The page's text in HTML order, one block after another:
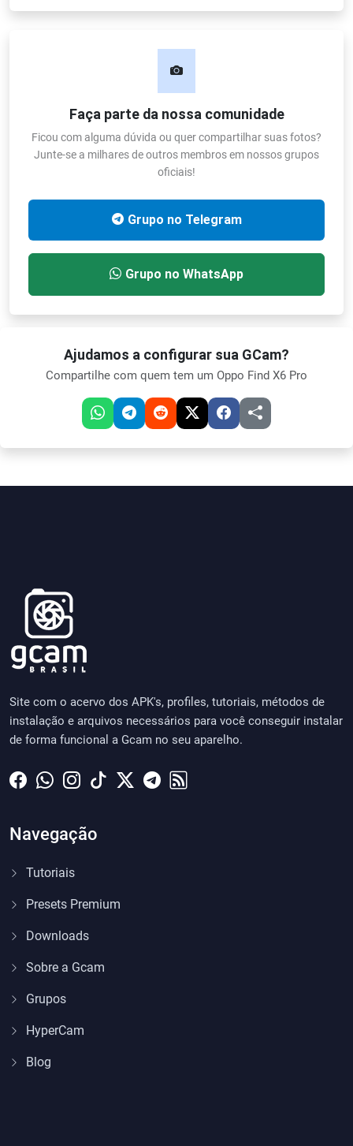
Faça parte da nossa comunidade
Ficou com alguma dúvida ou quer compartilhar suas fotos?
Junte-se a milhares de outros membros em nossos grupos
oficiais!
Grupo no Telegram
Grupo no WhatsApp
Ajudamos a configurar sua GCam?
Compartilhe com quem tem um Oppo Find X6 Pro
Site com o acervo dos APK's, profiles, tutoriais, métodos de
instalação e arquivos necessários para você conseguir instalar
de forma funcional a Gcam no seu aparelho.
Navegação
Tutoriais
Presets Premium
Downloads
Sobre a Gcam
Grupos
HyperCam
Blog